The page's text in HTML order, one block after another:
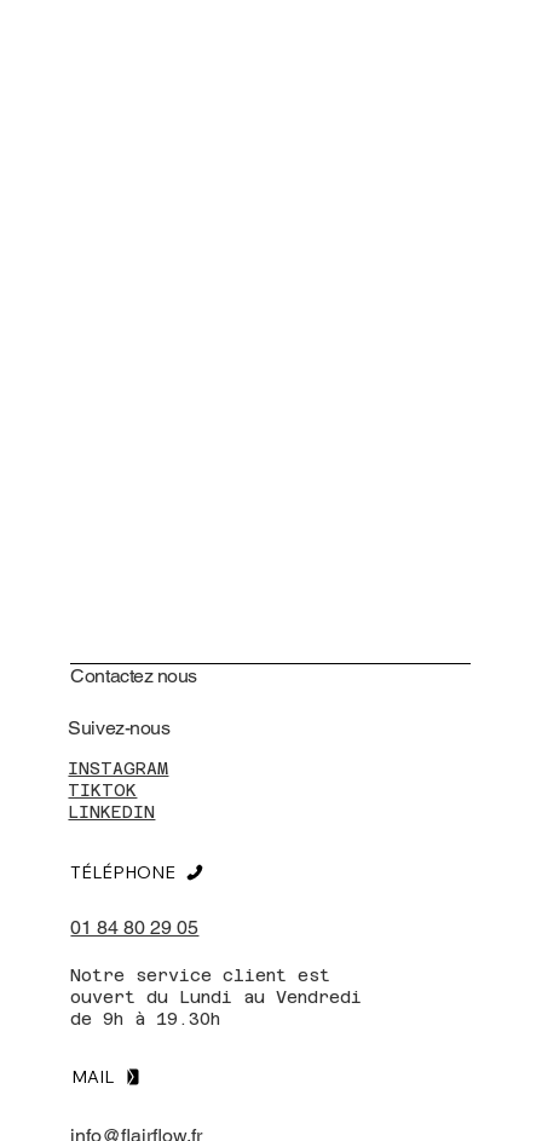
Contactez nous
INSTAGRAM
TIKTOK
LINKEDIN
Suivez-nous
01 84 80 29 05
TÉLÉPHONE
Notre service client est
ouvert du Lundi au Vendredi
de 9h à 19.30h
MAIL
info@flairflow.fr